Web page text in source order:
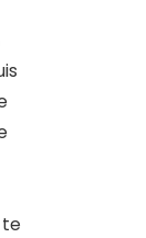
te